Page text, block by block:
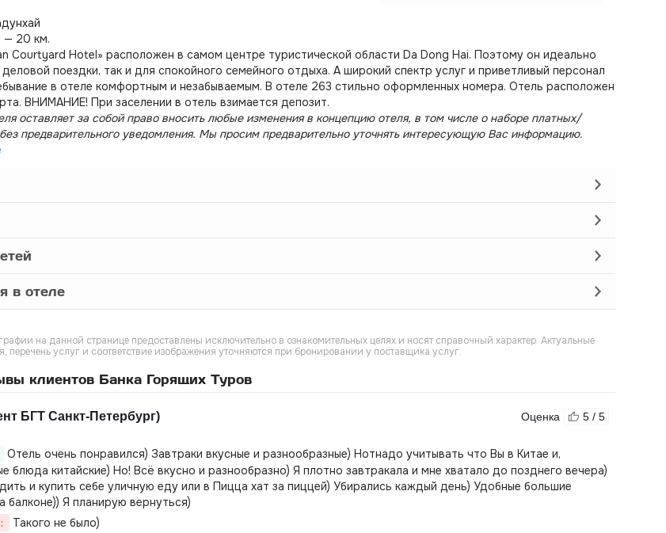
— 20 км.
Courtyard Hotel» расположен в самом центре туристической области Da Dong Hai. Поэтому он идеально
поездки, так и для спокойного семейного отдыха. А широкий спектр услуг и приветливый персонал
в отеле комфортным и незабываемым. В отеле 263 стильно оформленных номера. Отель расположен
ВНИМАНИЕ! При заселении в отель взимается депозит.
оставляет за собой право вносить любые изменения в концепцию отеля, в том числе о наборе платных/
предварительного уведомления. Мы просим предварительно уточнять интересующую Вас информацию.
в отеле
на данной странице предоставлены исключительно в ознакомительных целях и носят справочный характер. Актуальные
перечень услуг и соответствие изображения уточняются при бронировании у поставщика услуг.
клиентов Банка Горящих Туров
БГТ Санкт-Петербург) Оценка 5 / 5
Отель очень понравился) Завтраки вкусные и разнообразные) Нотнадо учитывать что Вы в Китае и,
блюда китайские) Но! Всё вкусно и разнообразно) Я плотно завтракала и мне хватало до позднего вечера)
и купить себе уличную еду или в Пицца хат за пиццей) Убирались каждый день) Удобные большие
балконе)) Я планирую вернуться)
Такого не было)